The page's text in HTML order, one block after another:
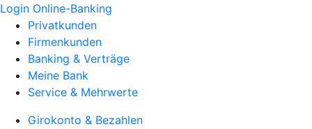
Login Online-Banking
Privatkunden
Firmenkunden
Banking & Verträge
Meine Bank
Service & Mehrwerte
Girokonto & Bezahlen